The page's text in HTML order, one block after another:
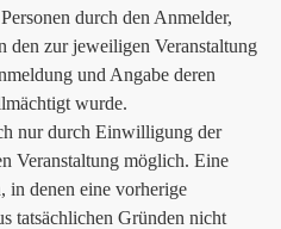
durch den Anmelder,
den zur jeweiligen Veranstaltung
und Angabe deren
wurde.
nur durch Einwilligung der
Veranstaltung möglich. Eine
in denen eine vorherige
tatsächlichen Gründen nicht